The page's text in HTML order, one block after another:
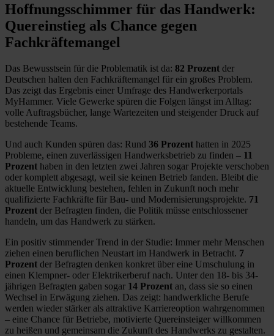
Hoffnungsschimmer für das Handwerk:
Quereinstieg als Chance gegen
Fachkräftemangel
Das Bewusstsein für die Problematik ist da: 82 Prozent der
Deutschen halten den Fachkräftemangel für ein großes Problem.
Das zeigt das Ergebnis einer Umfrage des Handwerkerportals
MyHammer. Viele Gewerke spüren die Folgen längst im Alltag:
volle Auftragsbücher, lange Wartezeiten und steigender Druck auf
bestehende Teams.
Und auch Kunden spüren das: Rund 36 Prozent hatten in 2025
Probleme, einen zuverlässigen Handwerksbetrieb zu finden – 11
Prozent haben in den letzten zwei Jahren sogar Projekte verschoben
oder komplett abgesagt, weil sie keinen Betrieb fanden. Bleibt die
aktuelle Entwicklung bestehen, fehlen in Zukunft noch mehr
qualifizierte Fachkräfte für Bau‑ und Modernisierungsprojekte. 71
Prozent der Befragten finden, die Politik müsse entschlossener
handeln, um das Handwerk zu stärken.
Ein positiv stimmender Trend in der Studie: Immer mehr Menschen
ziehen einen beruflichen Neustart im Handwerk in Betracht. 7
Prozent der Befragten denken konkret über eine Umschulung in
einen Klempner- oder Elektrikerberuf nach. Unter den 18- bis 34-
jährigen Befragten gaben sogar 14 Prozent an, dass sie so einen
Wechsel in Erwägung ziehen. Das zeigt: handwerkliche Berufe
werden wieder stärker als attraktive Karriereoption wahrgenommen
– eine Chance für Betriebe, motivierte Quereinsteiger willkommen
zu heißen und gemeinsam die Zukunft des Handwerks zu gestalten.